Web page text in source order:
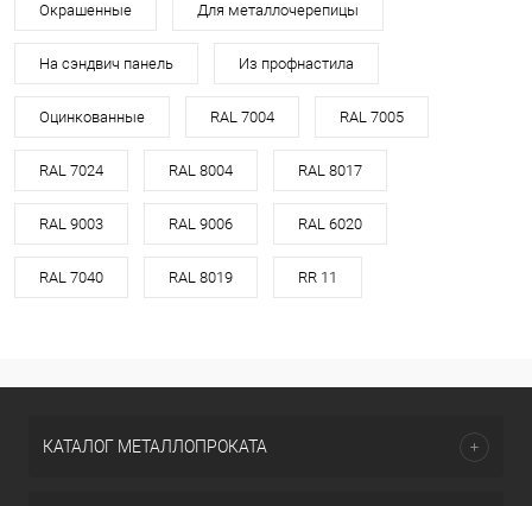
Окрашенные Для металлочерепицы
На сэндвич панель Из профнастила
Оцинкованные RAL 7004 RAL 7005
RAL 7024 RAL 8004 RAL 8017
RAL 9003 RAL 9006 RAL 6020
RAL 7040 RAL 8019 RR 11
КАТАЛОГ МЕТАЛЛОПРОКАТА